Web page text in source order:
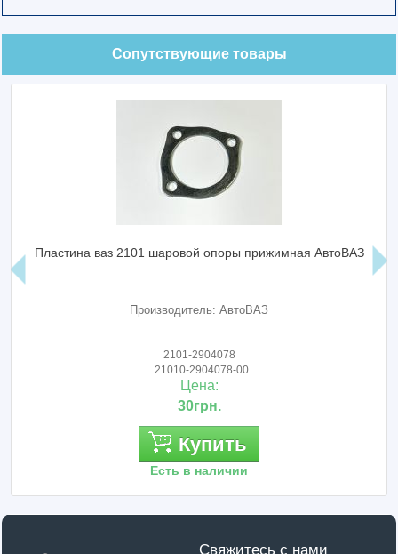
Сопутствующие товары
Пластина ваз 2101 шаровой опоры прижимная АвтоВАЗ
Производитель: АвтоВАЗ
2101-2904078
21010-2904078-00
Цена:
30грн.
Купить
Есть в наличии
Свяжитесь с нами